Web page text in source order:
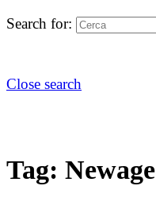
Search for:
Close search
Tag: Newage